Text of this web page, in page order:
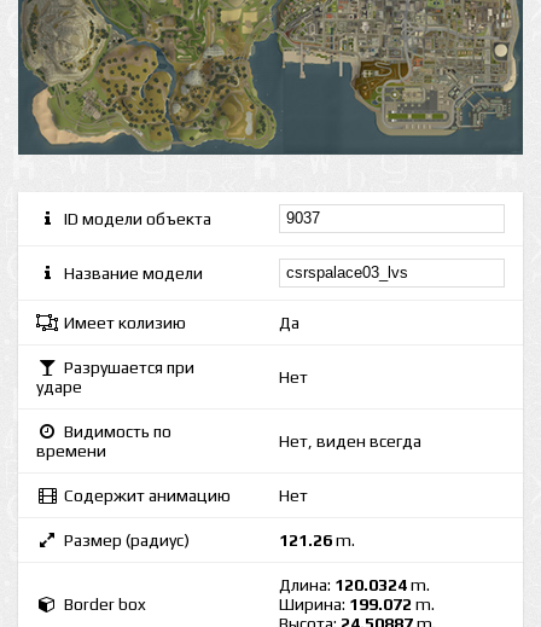
ID модели объекта
Название модели
Имеет колизию Да
Разрушается при
ударе
Нет
Видимость по
времени
Нет, виден всегда
Содержит анимацию Нет
Размер (радиус) 121.26m.
Border box
Длина: 120.0324m.
Ширина: 199.072 m.